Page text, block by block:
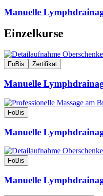
Manuelle
Einzelkurse
FoBis Zertifikat
Manuelle
FoBis
Manuelle
FoBis
Manuelle